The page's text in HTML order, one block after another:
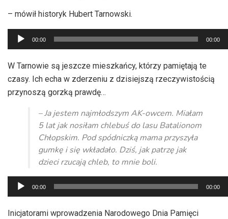
– mówił historyk Hubert Tarnowski.
Odtwarzacz
plików
dźwiękowych
00:00 00:00
W Tarnowie są jeszcze mieszkańcy, którzy pamiętają te
czasy. Ich echa w zderzeniu z dzisiejszą rzeczywistością
przynoszą gorzką prawdę…
– Ja jestem najmłodszym AK-owcem. Miałam
5 lat jak nosiłam chlebuś do lasu Batalionom
Chłopskim. Pod spódniczką mama przyszyła
gumkę i się wkładało. Dziś, jak patrzę jak
dzieci rzucają chleb, to mnie boli.
Odtwarzacz
plików
dźwiękowych
00:00 00:00
Inicjatorami wprowadzenia Narodowego Dnia Pamięci